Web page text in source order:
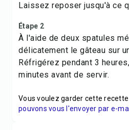
Laissez reposer jusqu'à ce
Étape 2
À l'aide de deux spatules
délicatement le gâteau sur
Réfrigérez pendant 3
minutes avant de servir.
Vous voulez garder cette
pouvons vous l'envoyer par e-